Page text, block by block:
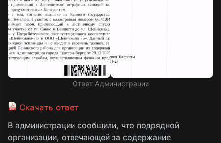
Ответ Администрации
Скачать ответ
В администрации сообщили, что подрядной
организации, отвечающей за содержание